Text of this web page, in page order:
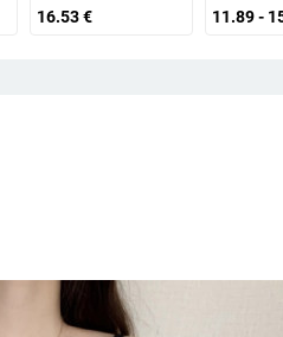
16.53€ 11.89 -